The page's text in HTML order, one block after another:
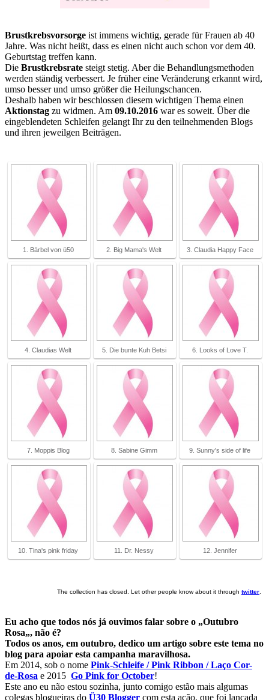
Brustkrebsvorsorge ist immens wichtig, gerade für Frauen ab 40
Jahre. Was nicht heißt, dass es einen nicht auch schon vor dem 40.
Geburtstag treffen kann.
Die Brustkrebsrate steigt stetig. Aber die Behandlungsmethoden
werden ständig verbessert. Je früher eine Veränderung erkannt wird,
umso besser und umso größer die Heilungschancen.
Deshalb haben wir beschlossen diesem wichtigen Thema einen
Aktionstag zu widmen. Am 09.10.2016 war es soweit. Über die
eingeblendeten Schleifen gelangt Ihr zu den teilnehmenden Blogs
und ihren jeweilgen Beiträgen.
1. Bärbel von ü50 2. Big Mama's Welt 3. Claudia Happy Face
4. Claudias Welt 5. Die bunte Kuh Betsi 6. Looks of Love T.
7. Moppis Blog 8. Sabine Gimm 9. Sunny's side of life
10. Tina's pink friday 11. Dr. Nessy 12. Jennifer
The collection has closed. Let other people know about it through twitter.
Eu acho que todos nós já ouvimos falar sobre o „Outubro
Rosa„, não é?
Todos os anos, em outubro, dedico um artigo sobre este tema no
blog para apoiar esta campanha maravilhosa.
Em 2014, sob o nome Pink-Schleife / Pink Ribbon / Laço Cor-
de-Rosa e 2015 Go Pink for October!
Este ano eu não estou sozinha, junto comigo estão mais algumas
colegas blogueiras do Ü30 Blogger com esta ação, que foi lançada